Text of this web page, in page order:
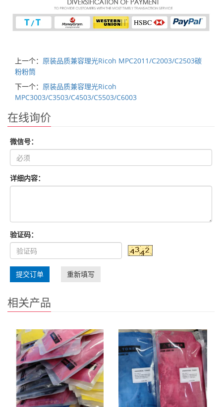
上一个： 原装品质兼容理光Ricoh MPC2011/C2003/C2503碳
粉粉筒
下一个： 原装品质兼容理光Ricoh
MPC3003/C3503/C4503/C5503/C6003
在线询价
微信号：
详细内容：
验证码：
提交订单 重新填写
相关产品